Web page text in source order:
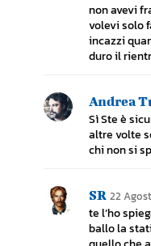
non avevi
volevi solo
incazzi
duro il
Andrea
Sì Ste è
altre volte
chi non si
SR 22
te l’ho
ballo la